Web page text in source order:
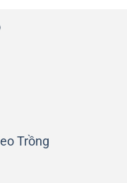
Trồng